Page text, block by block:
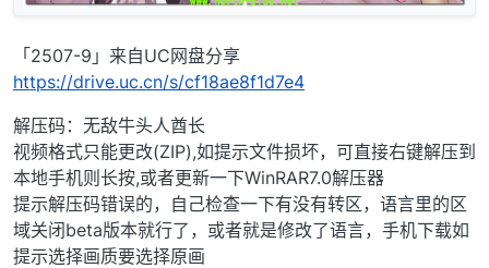
「2507-9」来自UC网盘分享
https://drive.uc.cn/s/cf18ae8f1d7e4
解压码：无敌牛头人酋长
视频格式只能更改(ZIP),如提示文件损坏，可直接右键解压到
本地手机则长按,或者更新一下WinRAR7.0解压器
提示解压码错误的，自己检查一下有没有转区，语言里的区
域关闭beta版本就行了，或者就是修改了语言，手机下载如
提示选择画质要选择原画